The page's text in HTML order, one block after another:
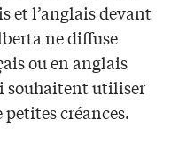
et l’anglais devant
ne diffuse
ou en anglais
souhaitent utiliser
petites créances.